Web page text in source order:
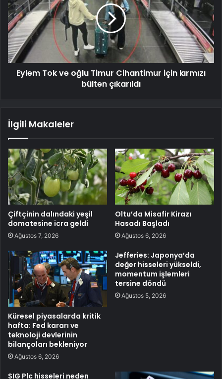
Eylem Tok ve oğlu Timur Cihantimur için kırmızı
bülten çıkarıldı
İlgili Makaleler
Çiftçinin dalındaki yeşil
domatesine icra geldi
Ağustos 7, 2026
Oltu’da Misafir Kirazı
Hasadı Başladı
Ağustos 6, 2026
Küresel piyasalarda kritik
hafta: Fed kararı ve
teknoloji devlerinin
bilançoları bekleniyor
Ağustos 6, 2026
Jefferies: Japonya’da
değer hisseleri yükseldi,
momentum işlemleri
tersine döndü
Ağustos 5, 2026
SIG Plc hisseleri neden